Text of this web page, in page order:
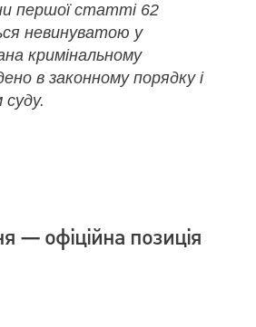
першої статті 62
невинуватою у
кримінальному
в законному порядку і
— офіційна позиція